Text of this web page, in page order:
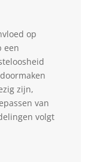
op
een
zijn,
van
volgt